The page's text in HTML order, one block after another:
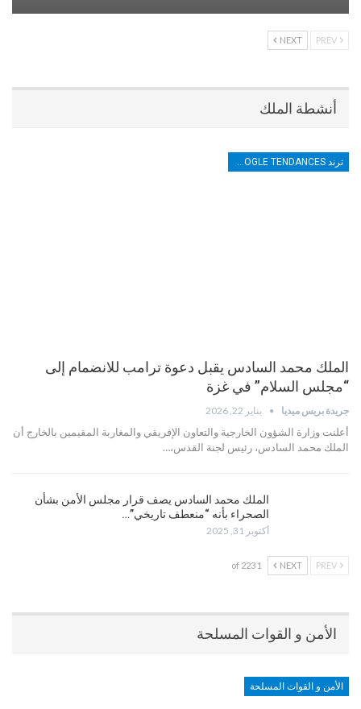
NEXT
أنشطة الملك
الملك محمد السادس يقبل دعوة ترامب للانضمام إلى
“مجلس السلام” في غزة
جريدة بريس ميديا يناير 22, 2026
أعلنت وزارة الشؤون الخارجية والتعاون الإفريقي والمغاربة المقيمين بالخارج أن
الملك محمد السادس، رئيس لجنة القدس،…
الملك محمد السادس يصف قرار مجلس الأمن بشأن
الصحراء بأنه “منعطف تاريخي”…
أكتوبر 31, 2025
NEXT
1 of 223
الأمن و القوات المسلحة
الأمن و القوات المسلحة